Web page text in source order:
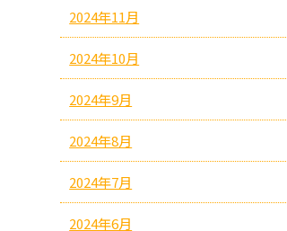
2024年11月
2024年10月
2024年9月
2024年8月
2024年7月
2024年6月